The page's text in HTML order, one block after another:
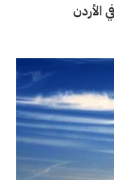
الأردن